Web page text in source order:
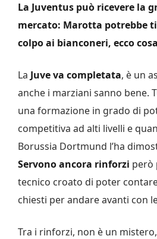
La Juventus può ricevere la
mercato: Marotta potrebbe
colpo ai bianconeri, ecco
La Juve va completata, è un
anche i marziani sanno bene.
una formazione in grado di
competitiva ad alti livelli e
Borussia Dortmund l’ha
Servono ancora rinforzi però
tecnico croato di poter
chiesti per andare avanti con
Tra i rinforzi, non è un mistero,